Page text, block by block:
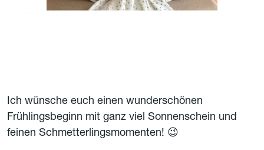
Ich wünsche euch einen wunderschönen
Frühlingsbeginn mit ganz viel Sonnenschein und
feinen Schmetterlingsmomenten! 😉